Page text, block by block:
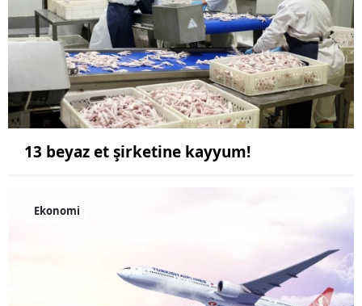
13 beyaz et şirketine kayyum!
Ekonomi